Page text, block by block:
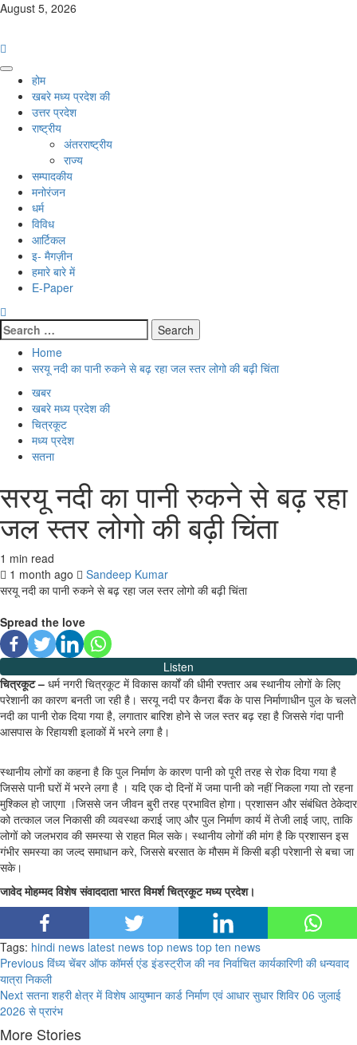
Skip
August 5, 2026
Primary
Menu
होम
खबरे मध्य प्रदेश की
उत्तर प्रदेश
राष्ट्रीय
अंतरराष्ट्रीय
राज्य
सम्पादकीय
मनोरंजन
धर्म
विविध
आर्टिकल
इ- मैगज़ीन
हमारे बारे में
E-Paper
Search
for:
Home
सरयू नदी का पानी रुकने से बढ़ रहा जल स्तर लोगो की बढ़ी चिंता
खबर
खबरे मध्य प्रदेश की
चित्रकूट
मध्य प्रदेश
सतना
सरयू नदी का पानी रुकने से बढ़ रहा
जल स्तर लोगो की बढ़ी चिंता
1 min read
1 month ago
Sandeep Kumar
सरयू नदी का पानी रुकने से बढ़ रहा जल स्तर लोगो की बढ़ी चिंता
Spread the love
Listen
चित्रकूट – धर्म नगरी चित्रकूट में विकास कार्यों की धीमी रफ्तार अब स्थानीय लोगों के लिए
परेशानी का कारण बनती जा रही है। सरयू नदी पर कैनरा बैंक के पास निर्माणाधीन पुल के चलते
नदी का पानी रोक दिया गया है, लगातार बारिश होने से जल स्तर बढ़ रहा है जिससे गंदा पानी
आसपास के रिहायशी इलाकों में भरने लगा है।
स्थानीय लोगों का कहना है कि पुल निर्माण के कारण पानी को पूरी तरह से रोक दिया गया है
जिससे पानी घरों में भरने लगा है । यदि एक दो दिनों में जमा पानी को नहीं निकला गया तो रहना
मुश्किल हो जाएगा ।जिससे जन जीवन बुरी तरह प्रभावित होगा। प्रशासन और संबंधित ठेकेदार
को तत्काल जल निकासी की व्यवस्था कराई जाए और पुल निर्माण कार्य में तेजी लाई जाए, ताकि
लोगों को जलभराव की समस्या से राहत मिल सके। स्थानीय लोगों की मांग है कि प्रशासन इस
गंभीर समस्या का जल्द समाधान करे, जिससे बरसात के मौसम में किसी बड़ी परेशानी से बचा जा
सके।
जावेद मोहम्मद विशेष संवाददाता भारत विमर्श चित्रकूट मध्य प्रदेश।
Tags: hindi news latest news top news top ten news
Continue
Reading
Previous विंध्य चेंबर ऑफ कॉमर्स एंड इंडस्ट्रीज की नव निर्वाचित कार्यकारिणी की धन्यवाद
यात्रा निकली
Next सतना शहरी क्षेत्र में विशेष आयुष्मान कार्ड निर्माण एवं आधार सुधार शिविर 06 जुलाई
2026 से प्रारंभ
More Stories